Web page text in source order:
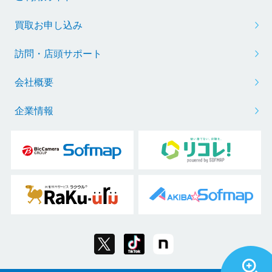
買取お申し込み
訪問・店頭サポート
会社概要
企業情報